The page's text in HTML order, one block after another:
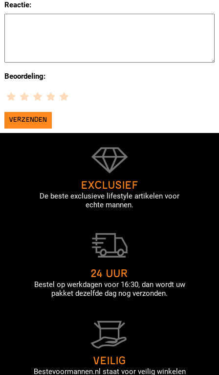
Reactie:
Beoordeling:
EXCLUSIEF
De beste exclusieve lifestyle artikelen voor
echte mannen.
24 UUR
Bestel op werkdagen voor 16:30, dan wordt uw
pakket dezelfde dag nog verzonden.
VEILIG
Bestevoormannen.nl staat voor veilig winkelen